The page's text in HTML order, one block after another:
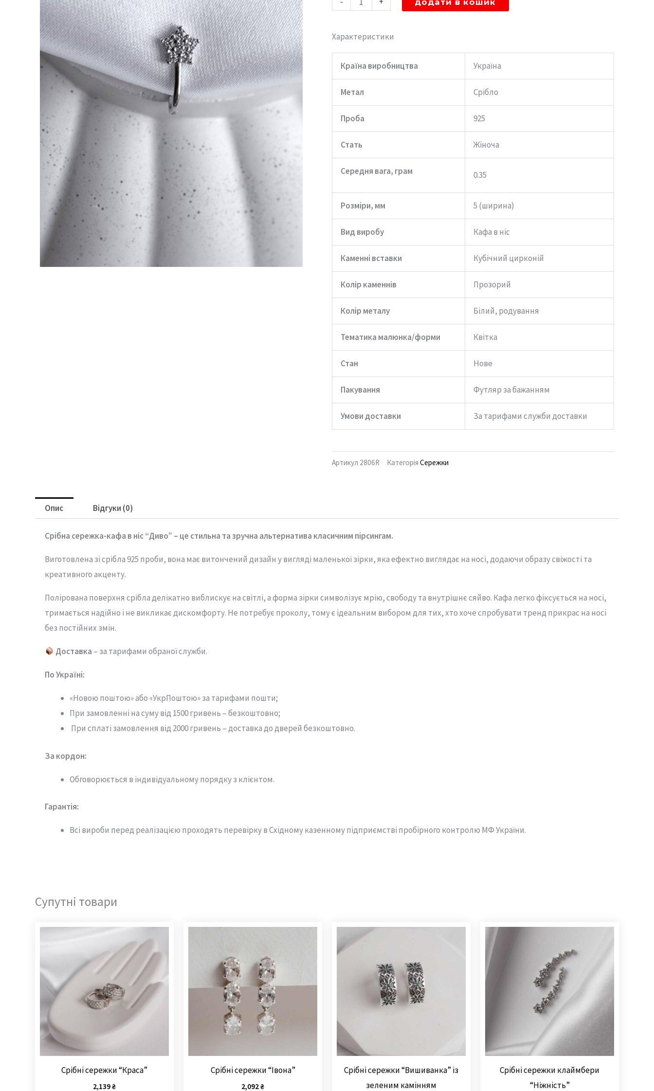
кафа
ніс
"Диво"
кількість
Характеристики
Країна виробництва Україна
Метал Срібло
Проба 925
Стать Жіноча
Середня вага, грам 0.35
Розміри, мм 5 (ширина)
Вид виробу Кафа в ніс
Каменні вставки Кубічний цирконій
Колір каменнів Прозорий
Колір металу Білий, родування
Тематика малюнка/форми Квітка
Стан Нове
Пакування Футляр за бажанням
Умови доставки За тарифами служби доставки
Артикул 2806R Категорія Сережки
Опис Відгуки (0)
Срібна сережка-кафа в ніс “Диво” – це стильна та зручна альтернатива класичним пірсингам.
Виготовлена зісрібла925 проби, вона має витончений дизайн увигляді маленькоїзірки,якаефектно виглядає на носі,додаючи образусвіжості та
креативногоакценту.
Полірована поверхня срібладелікатно виблискує насвітлі,аформа зірки символізує мрію,свободута внутрішнєсяйво. Кафалегкофіксується на носі,
тримається надійно і не викликаєдискомфорту. Не потребує проколу, томує ідеальним вибором для тих,хтохочеспробувати тренд прикрас на носі
без постійних змін.
Доставка – за тарифами обраної служби.
По Україні:
«Новою поштою» або «УкрПоштою» за тарифами пошти;
При замовленні на суму від 1500 гривень – безкоштовно;
При сплаті замовлення від 2000 гривень – доставка до дверей безкоштовно.
За кордон:
Обговорюється в індивідуальному порядку з клієнтом.
Гарантія:
Всі вироби перед реалізацією проходять перевірку в Східному казенному підприємстві пробірного контролю МФ України.
Супутні товари
Срібні сережки “Краса”
2,139₴
Срібні сережки “Івона”
2,092₴
Срібні сережки “Вишиванка” із
зеленим камінням
Срібні сережки клаймбери
“Ніжність”